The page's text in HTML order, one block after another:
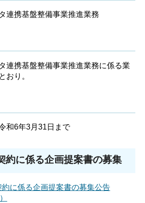
連携基盤整備事業推進業務
連携基盤整備事業推進業務に係る業
おり。
和6年3月31日まで
約に係る企画提案書の募集
に係る企画提案書の募集公告